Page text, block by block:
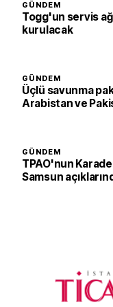
GÜNDEM
Togg'un servis
kurulacak
GÜNDEM
Üçlü savunma
Arabistan ve
GÜNDEM
TPAO'nun
Samsun